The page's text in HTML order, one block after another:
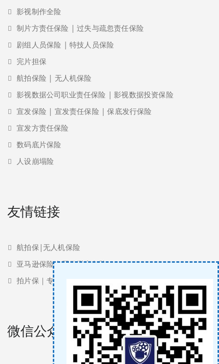
影视制作全险
制片方责任保险 | 过失与疏忽责任保险
剧组人员保险 | 特技人员保险
完片担保
航拍保险 | 无人机保险
影视数据公司职业责任保险 | 影视数据投资保险
宣发保险 | 宣发责任保险 | 保底发行保险
宣发方责任保险
数码底片保险
人设崩塌险
友情链接
航拍保|无人机保险
亚马逊保险 | 亚马逊责任险
拍片保｜专业影视保险服务商
微信公众号